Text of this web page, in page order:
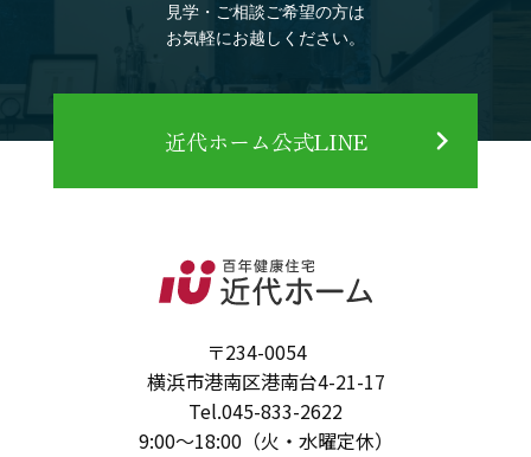
見学・ご相談ご希望の方は
お気軽にお越しください。
近代ホーム公式LINE
〒234-0054
横浜市港南区港南台4-21-17
Tel.045-833-2622
9:00～18:00（火・水曜定休）